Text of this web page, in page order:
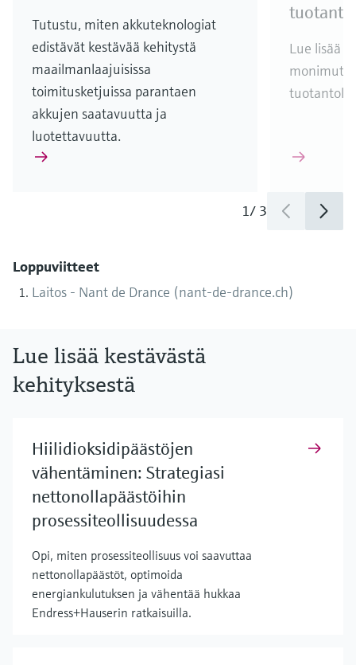
Tutustu, miten akkuteknologiat
edistävät kestävää kehitystä
maailmanlaajuisissa
toimitusketjuissa parantaen
akkujen saatavuutta ja
luotettavuutta.
Lue lisää
1/ 3
Loppuviitteet
Laitos - Nant de Drance (nant-de-drance.ch)
Lue lisää kestävästä
kehityksestä
Hiilidioksidipäästöjen
vähentäminen: Strategiasi
nettonollapäästöihin
prosessiteollisuudessa
Opi, miten prosessiteollisuus voi saavuttaa
nettonollapäästöt, optimoida
energiankulutuksen ja vähentää hukkaa
Endress+Hauserin ratkaisuilla.